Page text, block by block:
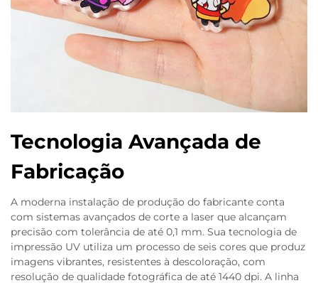
Tecnologia Avançada de
Fabricação
A moderna instalação de produção do fabricante conta
com sistemas avançados de corte a laser que alcançam
precisão com tolerância de até 0,1 mm. Sua tecnologia de
impressão UV utiliza um processo de seis cores que produz
imagens vibrantes, resistentes à descoloração, com
resolução de qualidade fotográfica de até 1440 dpi. A linha